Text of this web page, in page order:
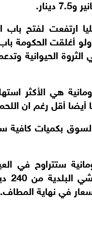
ارتفعت لفتح باب
أغلقت الحكومة
الثروة الحيوانية
هي الأكثر
أيضا أقل رغم ان
بكميات كافية
في نهاية المطاف.